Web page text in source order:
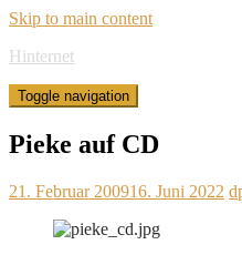
Skip to main content
Hinternet
Toggle navigation
Pieke auf CD
21. Februar 200916. Juni 2022